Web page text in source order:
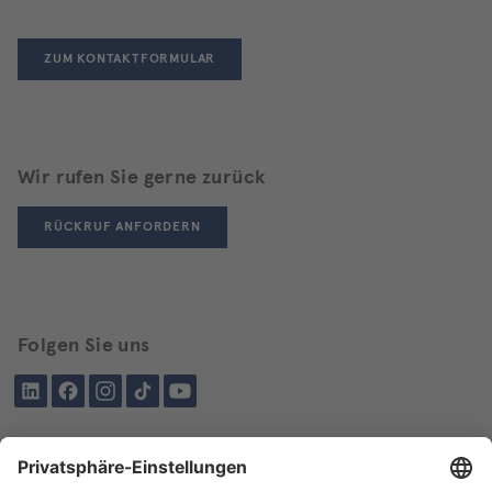
ZUM KONTAKTFORMULAR
Wir rufen Sie gerne zurück
RÜCKRUF ANFORDERN
Folgen Sie uns
LinkedInFacebookInstagramTiktokYouTube